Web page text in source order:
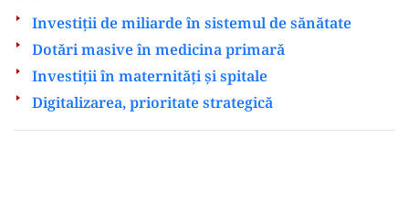
Investiții de miliarde în sistemul de sănătate
Dotări masive în medicina primară
Investiții în maternități și spitale
Digitalizarea, prioritate strategică